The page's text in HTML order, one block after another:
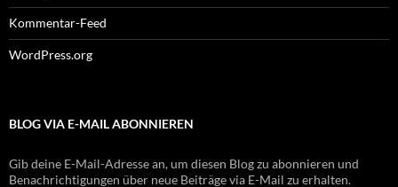
Kommentar-Feed
WordPress.org
BLOG VIA E-MAIL ABONNIEREN
Gib deine E-Mail-Adresse an, um diesen Blog zu abonnieren und
Benachrichtigungen über neue Beiträge via E-Mail zu erhalten.